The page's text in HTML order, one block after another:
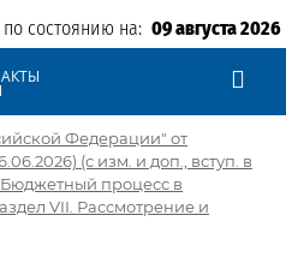
состоянию на: 09 августа 2026
Федерации" от
(с изм. и доп., вступ. в
Бюджетный процесс в
VII. Рассмотрение и